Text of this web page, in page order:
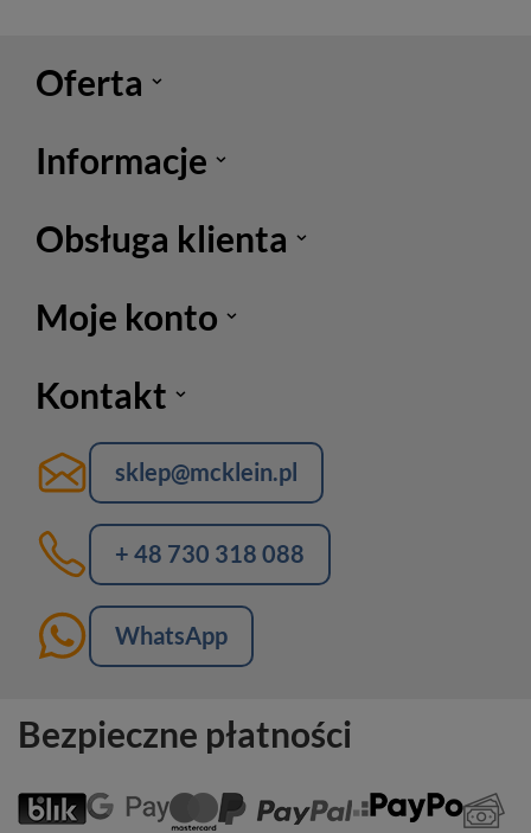
Oferta
Informacje
Obsługa klienta
Moje konto
Kontakt
sklep@mcklein.pl
+ 48 730 318 088
WhatsApp
Bezpieczne płatności